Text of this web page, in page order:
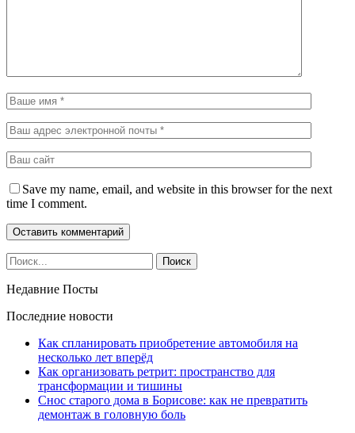
Save my name, email, and website in this browser for the next
time I comment.
Недавние Посты
Последние новости
Как спланировать приобретение автомобиля на
несколько лет вперёд
Как организовать ретрит: пространство для
трансформации и тишины
Снос старого дома в Борисове: как не превратить
демонтаж в головную боль